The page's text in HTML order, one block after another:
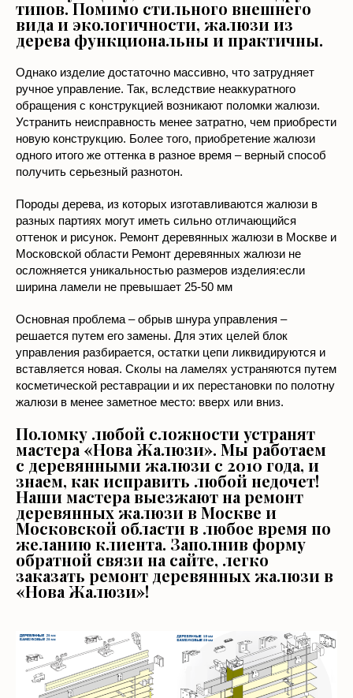
высокую цену, нежели жалюзи других
типов. Помимо стильного внешнего
вида и экологичности, жалюзи из
дерева функциональны и практичны.
Однако изделие достаточно массивно, что затрудняет
ручное управление. Так, вследствие неаккуратного
обращения с конструкцией возникают поломки жалюзи.
Устранить неисправность менее затратно, чем приобрести
новую конструкцию. Более того, приобретение жалюзи
одного итого же оттенка в разное время – верный способ
получить серьезный разнотон.
Породы дерева, из которых изготавливаются жалюзи в
разных партиях могут иметь сильно отличающийся
оттенок и рисунок. Ремонт деревянных жалюзи в Москве и
Московской области Ремонт деревянных жалюзи не
осложняется уникальностью размеров изделия:если
ширина ламели не превышает 25-50 мм
Основная проблема – обрыв шнура управления –
решается путем его замены. Для этих целей блок
управления разбирается, остатки цепи ликвидируются и
вставляется новая. Сколы на ламелях устраняются путем
косметической реставрации и их перестановки по полотну
жалюзи в менее заметное место: вверх или вниз.
Поломку любой сложности устранят
мастера «Нова Жалюзи». Мы работаем
с деревянными жалюзи с 2010 года, и
знаем, как исправить любой недочет!
Наши мастера выезжают на ремонт
деревянных жалюзи в Москве и
Московской области в любое время по
желанию клиента. Заполнив форму
обратной связи на сайте, легко
заказать ремонт деревянных жалюзи в